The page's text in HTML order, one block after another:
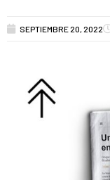
SEPTIEMBRE 20, 2022